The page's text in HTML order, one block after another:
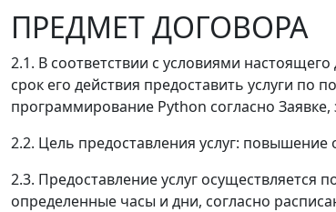
ПРЕДМЕТ ДОГОВОРА
2.1. В соответствии с условиями
срок его действия предоставить услуги
программирование Python согласно
2.2. Цель предоставления услуг:
2.3. Предоставление услуг осуществляется
определенные часы и дни, согласно